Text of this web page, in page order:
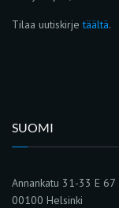
Tilaa uutiskirjetäältä.
SUOMI
Annankatu 31-33 E 67
00100 Helsinki